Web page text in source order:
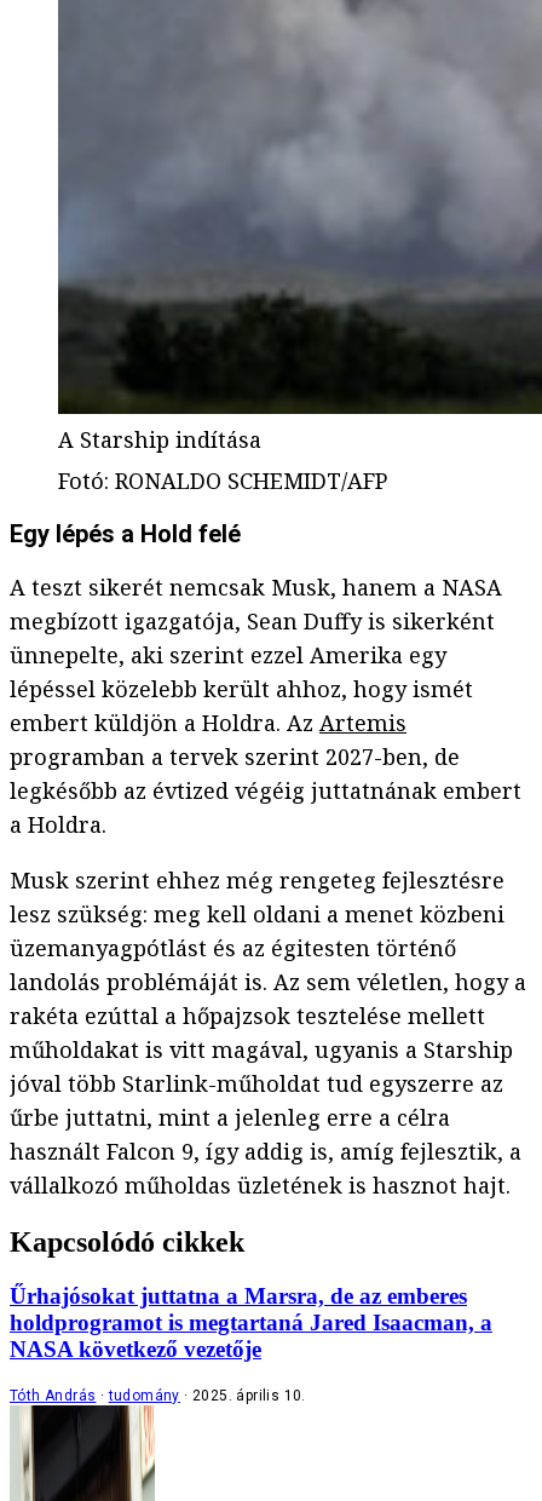
A Starship indítása
Fotó: RONALDO SCHEMIDT/AFP
Egy lépés a Hold felé
A teszt sikerét nemcsak Musk, hanem a NASA
megbízott igazgatója, Sean Duffy is sikerként
ünnepelte, aki szerint ezzel Amerika egy
lépéssel közelebb került ahhoz, hogy ismét
embert küldjön a Holdra. Az Artemis
programban a tervek szerint 2027-ben, de
legkésőbb az évtized végéig juttatnának embert
a Holdra.
Musk szerint ehhez még rengeteg fejlesztésre
lesz szükség: meg kell oldani a menet közbeni
üzemanyagpótlást és az égitesten történő
landolás problémáját is. Az sem véletlen, hogy a
rakéta ezúttal a hőpajzsok tesztelése mellett
műholdakat is vitt magával, ugyanis a Starship
jóval több Starlink-műholdat tud egyszerre az
űrbe juttatni, mint a jelenleg erre a célra
használt Falcon 9, így addig is, amíg fejlesztik, a
vállalkozó műholdas üzletének is hasznot hajt.
Kapcsolódó cikkek
Űrhajósokat juttatna a Marsra, de az emberes
holdprogramot is megtartaná Jared Isaacman, a
NASA következő vezetője
Tóth András tudomány 2025. április 10.